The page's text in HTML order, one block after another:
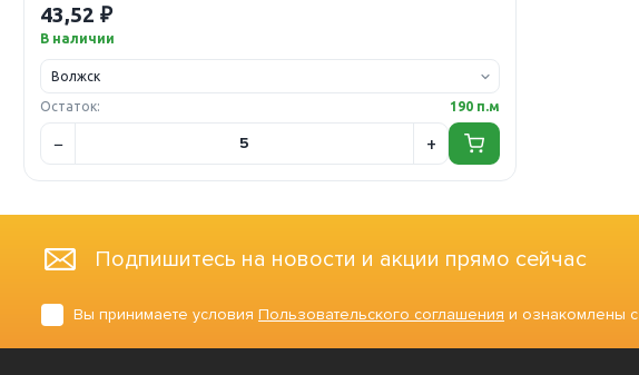
43,52 ₽
В наличии
Остаток: 190 п.м
Подпишитесь на новости и акции прямо сейчас
Вы принимаете условия Пользовательского соглашения и ознакомлены с